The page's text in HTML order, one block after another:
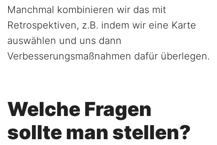
Manchmal kombinieren wir das mit
Retrospektiven, z.B. indem wir eine Karte
auswählen und uns dann
Verbesserungsmaßnahmen dafür überlegen.
Welche Fragen
sollte man stellen?